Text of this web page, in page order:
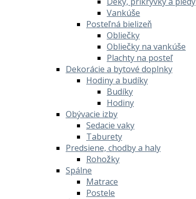
Vankúše
Posteľná bielizeň
Obliečky
Obliečky na vankúše
Plachty na posteľ
Dekorácie a bytové doplnky
Hodiny a budíky
Budíky
Hodiny
Obývacie izby
Sedacie vaky
Taburety
Predsiene, chodby a haly
Rohožky
Spálne
Matrace
Postele